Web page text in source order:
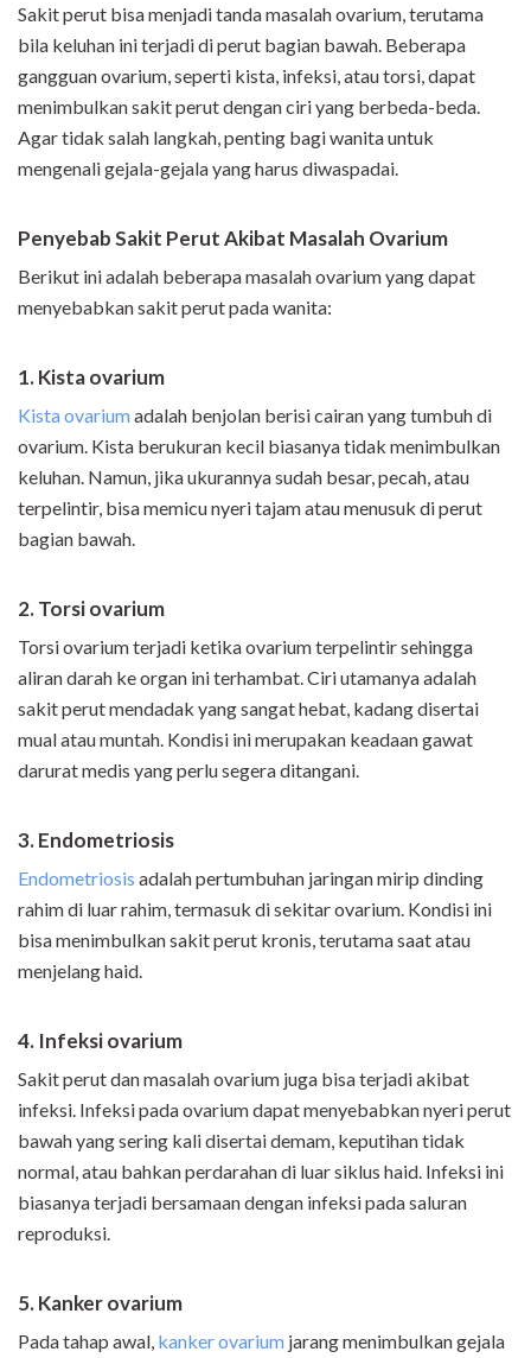
Sakit perut bisa menjadi tanda masalah ovarium, terutama
bila keluhan ini terjadi di perut bagian bawah. Beberapa
gangguan ovarium, seperti kista, infeksi, atau torsi, dapat
menimbulkan sakit perut dengan ciri yang berbeda-beda.
Agar tidak salah langkah, penting bagi wanita untuk
mengenali gejala-gejala yang harus diwaspadai.
Penyebab Sakit Perut Akibat Masalah Ovarium
Berikut ini adalah beberapa masalah ovarium yang dapat
menyebabkan sakit perut pada wanita:
1. Kista ovarium
Kista ovariumadalah benjolan berisi cairan yang tumbuh di
ovarium. Kista berukuran kecil biasanya tidak menimbulkan
keluhan. Namun, jika ukurannya sudah besar, pecah, atau
terpelintir, bisa memicu nyeri tajam atau menusuk di perut
bagian bawah.
2. Torsi ovarium
Torsi ovarium terjadi ketika ovarium terpelintir sehingga
aliran darah ke organ ini terhambat. Ciri utamanya adalah
sakit perut mendadak yang sangat hebat, kadang disertai
mual atau muntah. Kondisi ini merupakan keadaan gawat
darurat medis yang perlu segera ditangani.
3. Endometriosis
Endometriosis adalah pertumbuhan jaringan mirip dinding
rahim di luar rahim, termasuk di sekitar ovarium. Kondisi ini
bisa menimbulkan sakit perut kronis, terutama saat atau
menjelang haid.
4. Infeksi ovarium
Sakit perut dan masalah ovarium juga bisa terjadi akibat
infeksi. Infeksi pada ovarium dapat menyebabkan nyeri perut
bawah yang sering kali disertai demam, keputihan tidak
normal, atau bahkan perdarahan di luar siklus haid. Infeksi ini
biasanya terjadi bersamaan dengan infeksi pada saluran
reproduksi.
5. Kanker ovarium
Pada tahap awal, kanker ovarium jarang menimbulkan gejala